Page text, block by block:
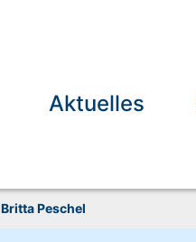
Aktuelles
Britta Peschel